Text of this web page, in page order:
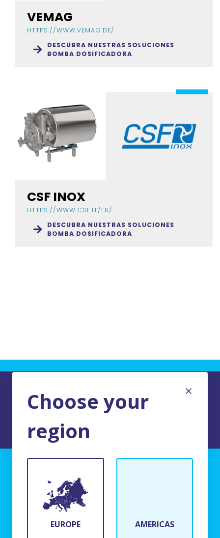
VEMAG
HTTPS://WWW.VEMAG.DE/
DESCUBRA NUESTRAS SOLUCIONES
BOMBA DOSIFICADORA
CSF INOX
HTTPS://WWW.CSF.IT/FR/
DESCUBRA NUESTRAS SOLUCIONES
BOMBA DOSIFICADORA
Choose your
region
EUROPE AMERICAS
BFR Systems
24 rue du Bois Chaland
91090 Lisses, France